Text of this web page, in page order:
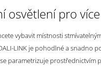
osvětlení pro
vybavit místnosti
LINK je pohodlné a snadno
parametrizuje prostřednictvím